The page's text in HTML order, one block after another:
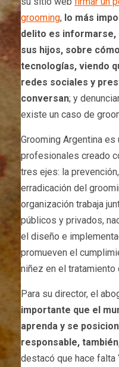
grooming, lo más
delito es informarse,
sus hijos, sobre
tecnologías, viendo
redes sociales y
conversan; y
existe un caso de
Grooming Argentina
profesionales creado
tres ejes: la
erradicación del
organización trabaja
públicos y privados,
el diseño e
promueven el
niñez en el
Para su director, el
importante que el
aprenda y se
responsable,
destacó que hace falta